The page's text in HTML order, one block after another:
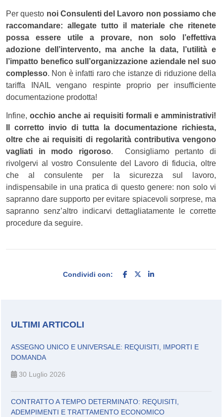
Per questo noi Consulenti del Lavoro non possiamo che
raccomandare: allegate tutto il materiale che ritenete
possa essere utile a provare, non solo l’effettiva
adozione dell’intervento, ma anche la data, l’utilità e
l’impatto benefico sull’organizzazione aziendale nel suo
complesso. Non è infatti raro che istanze di riduzione della
tariffa INAIL vengano respinte proprio per insufficiente
documentazione prodotta!
Infine,occhio anche ai requisiti formali e amministrativi!
Il corretto invio di tutta la documentazione richiesta,
oltre che ai requisiti di regolarità contributiva vengono
vagliati in modo rigoroso. Consigliamo pertanto di
rivolgervi al vostro Consulente del Lavoro di fiducia, oltre
che al consulente per la sicurezza sul lavoro,
indispensabile in una pratica di questo genere: non solo vi
sapranno dare supporto per evitare spiacevoli sorprese, ma
sapranno senz’altro indicarvi dettagliatamente le corrette
procedure da seguire.
Condividi con:
ULTIMI ARTICOLI
ASSEGNO UNICO E UNIVERSALE: REQUISITI, IMPORTI E
DOMANDA
30 Luglio 2026
CONTRATTO A TEMPO DETERMINATO: REQUISITI,
ADEMPIMENTI E TRATTAMENTO ECONOMICO